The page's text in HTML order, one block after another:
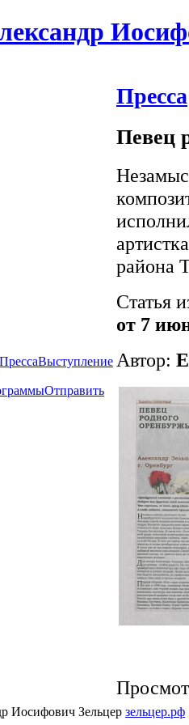
ПрессаВыступление
Отправить
Пресса
Певец
района
Статья
от 7
Автор:
Иосифович Зельцер зельцер.рф